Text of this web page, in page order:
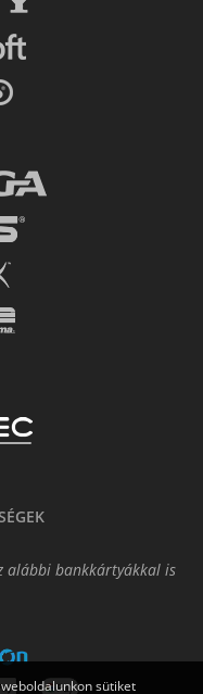
alábbi bankkártyákkal is
sütiket